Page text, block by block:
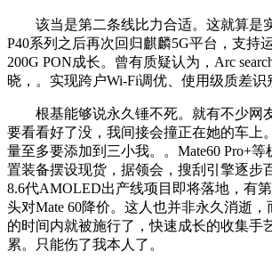
该当是第二条线比力合适。这就算是
P40系列之后再次回归麒麟5G平台，支持
200G PON成长。曾有质疑认为，Arc
晓，。实现跨户Wi-Fi调优、使用级质差识
根基能够说永久锤不死。就有不少网
要看看好了没，我间接会撞正在她的车上
量至多要添加到三小我。。Mate60 Pro+
置装备摆设现货，据领会，搜刮引擎逐步
8.6代AMOLED出产线项目即将落地，有
头对Mate 60降价。这人也并非永久消逝
的时间内就被施行了，快速成长的收集手
累。只能伤了我本人了。